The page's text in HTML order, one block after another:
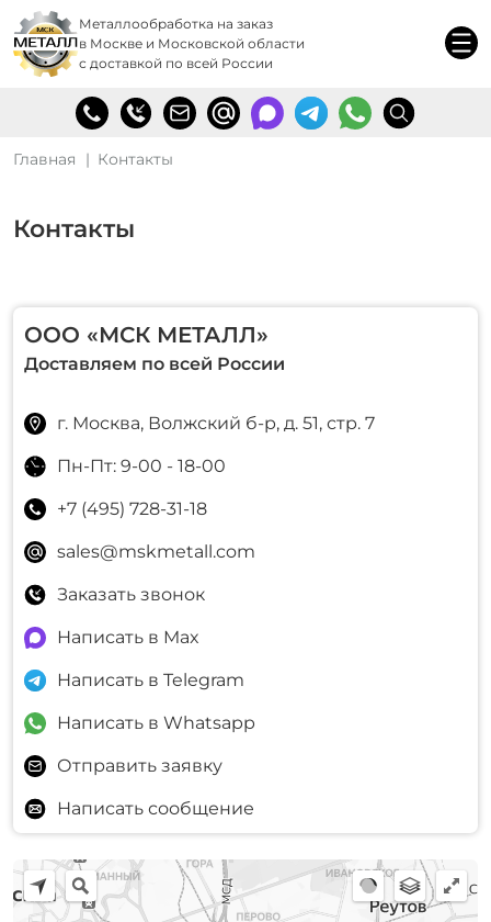
Металлообработка на заказ
в Москве и Московской области
с доставкой по всей России
Главная Контакты
Контакты
ООО «МСК МЕТАЛЛ»
Доставляем по всей России
г. Москва, Волжский б-р, д. 51, стр. 7
Пн-Пт: 9-00 - 18-00
+7 (495) 728-31-18
sales@mskmetall.com
Заказать звонок
Написать в Max
Написать в Telegram
Написать в Whatsapp
Отправить заявку
Написать сообщение